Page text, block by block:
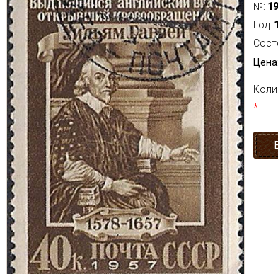
№:
Год:
Цена:
*